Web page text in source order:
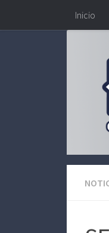
Saltar al contenido
Inicio